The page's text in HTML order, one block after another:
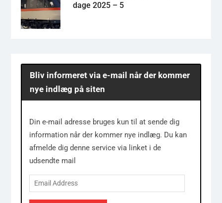
dage 2025 – 5
Bliv informeret via e-mail når der kommer
nye indlæg på siten
Din e-mail adresse bruges kun til at sende dig
information når der kommer nye indlæg. Du kan
afmelde dig denne service via linket i de
udsendte mail
Email
Address